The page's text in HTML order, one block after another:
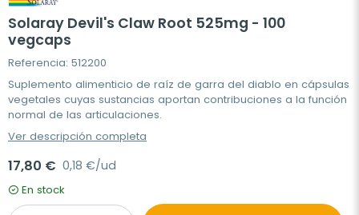
Solaray Devil's Claw Root 525mg - 100
vegcaps
Referencia: 512200
Suplemento alimenticio de raíz de garra del diablo en cápsulas
vegetales cuyas sustancias aportan contribuciones a la función
normal de las articulaciones.
Ver descripción completa
17,80 € 0,18 €/ud
En stock